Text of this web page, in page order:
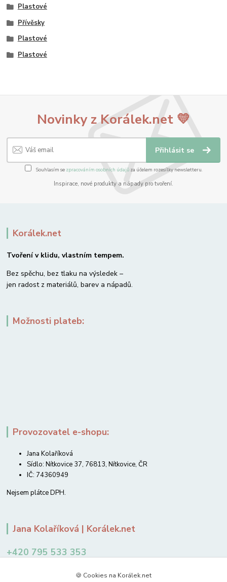
Plastové
Přívěsky
Plastové
Plastové
Novinky z Korálek.net 💛
Přihlásit se
Souhlasím se zpracováním osobních údajůza účelem rozesílky newsletteru.
Inspirace, nové produkty a nápady pro tvoření.
Korálek.net
Tvoření v klidu, vlastním tempem.
Bez spěchu, bez tlaku na výsledek –
jen radost z materiálů, barev a nápadů.
Možnosti plateb:
Provozovatel e-shopu:
Jana Kolaříková
Sídlo: Nítkovice 37, 76813, Nítkovice, ČR
IČ: 74360949
Nejsem plátce DPH.
Jana Kolaříková | Korálek.net
+420 795 533 353
🍪 Cookies na Korálek.net